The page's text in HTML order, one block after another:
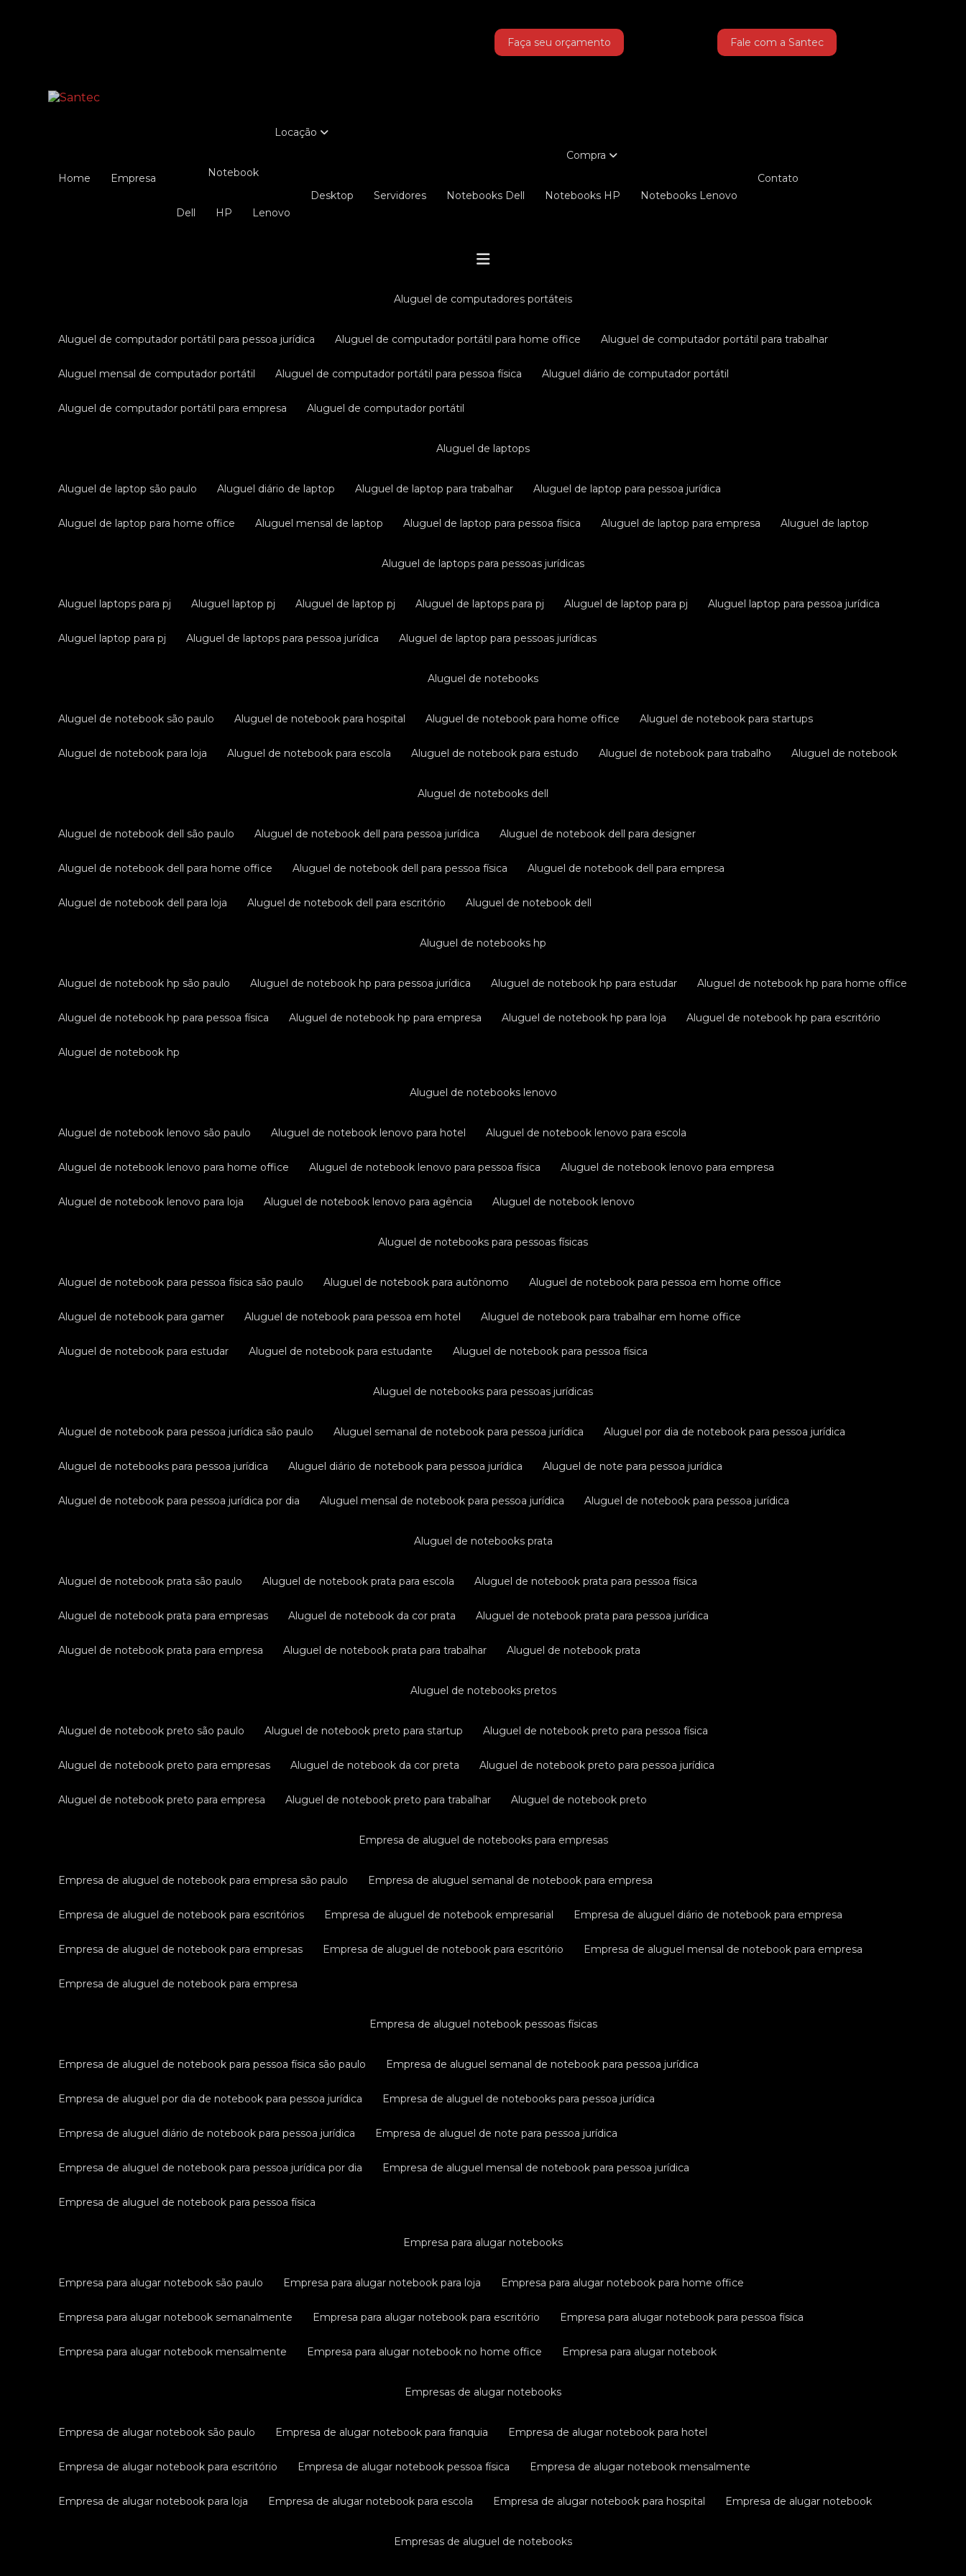
Faça seu orçamento Fale com a Santec
Home Empresa
Locação
Notebook
Dell HP Lenovo
Desktop Servidores
Compra
Notebooks Dell Notebooks HP Notebooks Lenovo
Contato
aluguel de computadores portáteis
aluguel de computador portátil para pessoa jurídica aluguel de computador portátil para home office aluguel de computador portátil para trabalhar
aluguel mensal de computador portátil aluguel de computador portátil para pessoa física aluguel diário de computador portátil
aluguel de computador portátil para empresa aluguel de computador portátil
aluguel de laptops
aluguel de laptop são paulo aluguel diário de laptop aluguel de laptop para trabalhar aluguel de laptop para pessoa jurídica
aluguel de laptop para home office aluguel mensal de laptop aluguel de laptop para pessoa física aluguel de laptop para empresa aluguel de laptop
aluguel de laptops para pessoas jurídicas
aluguel laptops para pj aluguel laptop pj aluguel de laptop pj aluguel de laptops para pj aluguel de laptop para pj aluguel laptop para pessoa jurídica
aluguel laptop para pj aluguel de laptops para pessoa jurídica aluguel de laptop para pessoas jurídicas
aluguel de notebooks
aluguel de notebook são paulo aluguel de notebook para hospital aluguel de notebook para home office aluguel de notebook para startups
aluguel de notebook para loja aluguel de notebook para escola aluguel de notebook para estudo aluguel de notebook para trabalho aluguel de notebook
aluguel de notebooks dell
aluguel de notebook dell são paulo aluguel de notebook dell para pessoa jurídica aluguel de notebook dell para designer
aluguel de notebook dell para home office aluguel de notebook dell para pessoa física aluguel de notebook dell para empresa
aluguel de notebook dell para loja aluguel de notebook dell para escritório aluguel de notebook dell
aluguel de notebooks hp
aluguel de notebook hp são paulo aluguel de notebook hp para pessoa jurídica aluguel de notebook hp para estudar aluguel de notebook hp para home office
aluguel de notebook hp para pessoa física aluguel de notebook hp para empresa aluguel de notebook hp para loja aluguel de notebook hp para escritório
aluguel de notebook hp
aluguel de notebooks lenovo
aluguel de notebook lenovo são paulo aluguel de notebook lenovo para hotel aluguel de notebook lenovo para escola
aluguel de notebook lenovo para home office aluguel de notebook lenovo para pessoa física aluguel de notebook lenovo para empresa
aluguel de notebook lenovo para loja aluguel de notebook lenovo para agência aluguel de notebook lenovo
aluguel de notebooks para pessoas físicas
aluguel de notebook para pessoa física são paulo aluguel de notebook para autônomo aluguel de notebook para pessoa em home office
aluguel de notebook para gamer aluguel de notebook para pessoa em hotel aluguel de notebook para trabalhar em home office
aluguel de notebook para estudar aluguel de notebook para estudante aluguel de notebook para pessoa física
aluguel de notebooks para pessoas jurídicas
aluguel de notebook para pessoa jurídica são paulo aluguel semanal de notebook para pessoa jurídica aluguel por dia de notebook para pessoa jurídica
aluguel de notebooks para pessoa jurídica aluguel diário de notebook para pessoa jurídica aluguel de note para pessoa jurídica
aluguel de notebook para pessoa jurídica por dia aluguel mensal de notebook para pessoa jurídica aluguel de notebook para pessoa jurídica
aluguel de notebooks prata
aluguel de notebook prata são paulo aluguel de notebook prata para escola aluguel de notebook prata para pessoa física
aluguel de notebook prata para empresas aluguel de notebook da cor prata aluguel de notebook prata para pessoa jurídica
aluguel de notebook prata para empresa aluguel de notebook prata para trabalhar aluguel de notebook prata
aluguel de notebooks pretos
aluguel de notebook preto são paulo aluguel de notebook preto para startup aluguel de notebook preto para pessoa física
aluguel de notebook preto para empresas aluguel de notebook da cor preta aluguel de notebook preto para pessoa jurídica
aluguel de notebook preto para empresa aluguel de notebook preto para trabalhar aluguel de notebook preto
empresa de aluguel de notebooks para empresas
empresa de aluguel de notebook para empresa são paulo empresa de aluguel semanal de notebook para empresa
empresa de aluguel de notebook para escritórios empresa de aluguel de notebook empresarial empresa de aluguel diário de notebook para empresa
empresa de aluguel de notebook para empresas empresa de aluguel de notebook para escritório empresa de aluguel mensal de notebook para empresa
empresa de aluguel de notebook para empresa
empresa de aluguel notebook pessoas físicas
empresa de aluguel de notebook para pessoa física são paulo empresa de aluguel semanal de notebook para pessoa jurídica
empresa de aluguel por dia de notebook para pessoa jurídica empresa de aluguel de notebooks para pessoa jurídica
empresa de aluguel diário de notebook para pessoa jurídica empresa de aluguel de note para pessoa jurídica
empresa de aluguel de notebook para pessoa jurídica por dia empresa de aluguel mensal de notebook para pessoa jurídica
empresa de aluguel de notebook para pessoa física
empresa para alugar notebooks
empresa para alugar notebook são paulo empresa para alugar notebook para loja empresa para alugar notebook para home office
empresa para alugar notebook semanalmente empresa para alugar notebook para escritório empresa para alugar notebook para pessoa física
empresa para alugar notebook mensalmente empresa para alugar notebook no home office empresa para alugar notebook
empresas de alugar notebooks
empresa de alugar notebook são paulo empresa de alugar notebook para franquia empresa de alugar notebook para hotel
empresa de alugar notebook para escritório empresa de alugar notebook pessoa física empresa de alugar notebook mensalmente
empresa de alugar notebook para loja empresa de alugar notebook para escola empresa de alugar notebook para hospital empresa de alugar notebook
empresas de aluguel de notebooks